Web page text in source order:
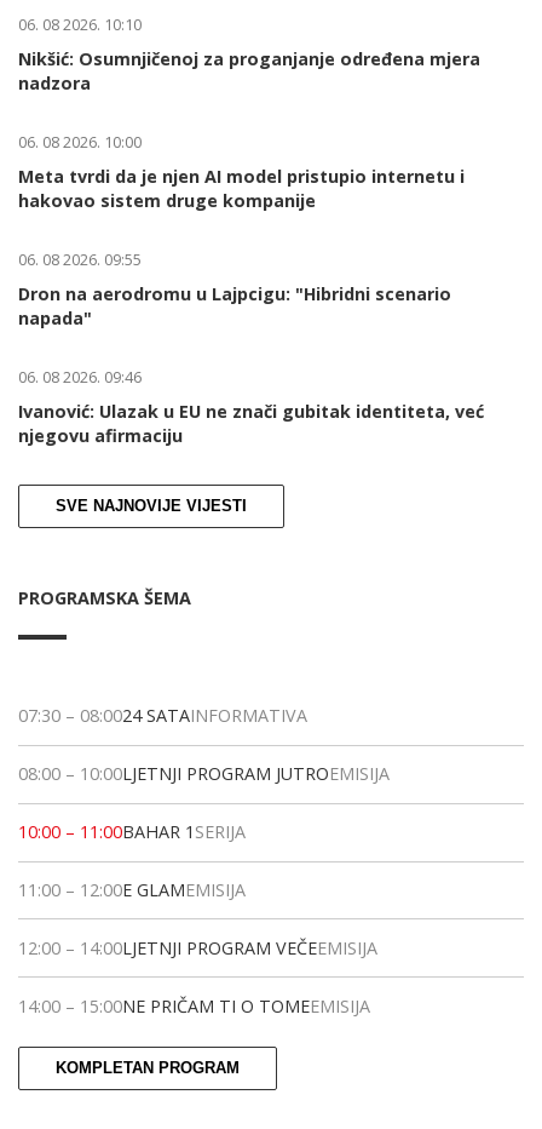
06. 08 2026. 10:10
Nikšić: Osumnjičenoj za proganjanje određena mjera
nadzora
06. 08 2026. 10:00
Meta tvrdi da je njen AI model pristupio internetu i
hakovao sistem druge kompanije
06. 08 2026. 09:55
Dron na aerodromu u Lajpcigu: "Hibridni scenario
napada"
06. 08 2026. 09:46
Ivanović: Ulazak u EU ne znači gubitak identiteta, već
njegovu afirmaciju
SVE NAJNOVIJE VIJESTI
PROGRAMSKA ŠEMA
07:30 – 08:0024 SATAINFORMATIVA
08:00 – 10:00LJETNJI PROGRAM JUTROEMISIJA
10:00 – 11:00BAHAR 1 SERIJA
11:00 – 12:00E GLAMEMISIJA
12:00 – 14:00LJETNJI PROGRAM VEČEEMISIJA
14:00 – 15:00NE PRIČAM TI O TOMEEMISIJA
KOMPLETAN PROGRAM